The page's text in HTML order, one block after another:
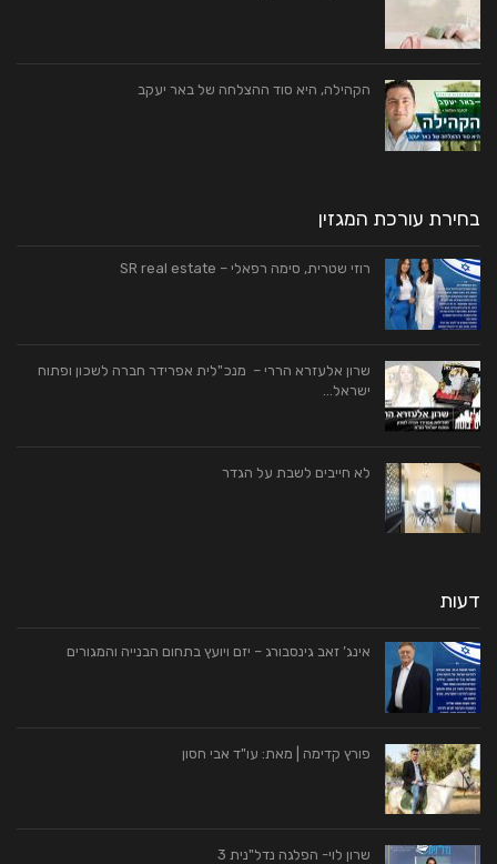
הקהילה, היא סוד ההצלחה של באר יעקב
בחירת עורכת המגזין
רוזי שטרית, סימה רפאלי – SR real estate
שרון אלעזרא הררי – מנכ"לית אפרידר חברה לשכון ופתוח
ישראל…
לא חייבים לשבת על הגדר
דעות
אינג’ זאב גינסבורג – יזם ויועץ בתחום הבנייה והמגורים
פורץ קדימה | מאת: עו"ד אבי חסון
שרון לוי- הפלגה נדל"נית 3